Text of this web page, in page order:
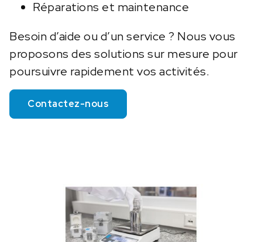
Réparations et maintenance
Besoin d’aide ou d’un service ? Nous vous
proposons des solutions sur mesure pour
poursuivre rapidement vos activités.
Contactez-nous